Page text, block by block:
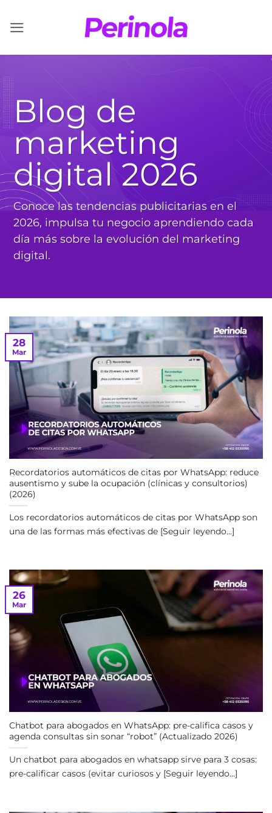
Blog de
marketing
digital 2026
Conoce las tendencias publicitarias en el
2026, impulsa tu negocio aprendiendo cada
día más sobre la evolución del marketing
digital.
Recordatorios automáticos de citas por WhatsApp: reduce
ausentismo y sube la ocupación (clínicas y consultorios)
(2026)
Los recordatorios automáticos de citas por WhatsApp son
una de las formas más efectivas de [Seguir leyendo...]
28
Mar
Chatbot para abogados en WhatsApp: pre-califica casos y
agenda consultas sin sonar “robot” (Actualizado 2026)
Un chatbot para abogados en whatsapp sirve para 3 cosas:
pre-calificar casos (evitar curiosos y [Seguir leyendo...]
26
Mar